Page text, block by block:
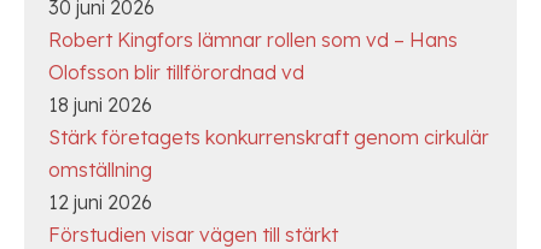
30 juni 2026
Robert Kingfors lämnar rollen som vd – Hans
Olofsson blir tillförordnad vd
18 juni 2026
Stärk företagets konkurrenskraft genom cirkulär
omställning
12 juni 2026
Förstudien visar vägen till stärkt